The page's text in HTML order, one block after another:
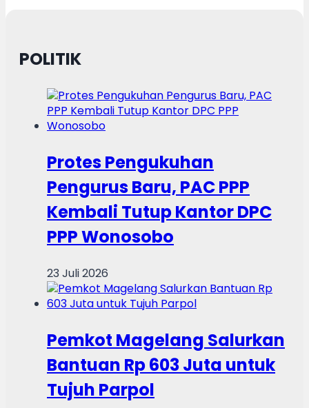
POLITIK
Protes Pengukuhan
Pengurus Baru, PAC PPP
Kembali Tutup Kantor DPC
PPP Wonosobo
23 Juli 2026
Pemkot Magelang Salurkan
Bantuan Rp 603 Juta untuk
Tujuh Parpol